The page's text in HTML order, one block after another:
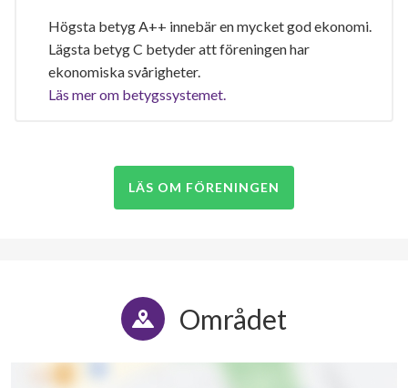
Högsta betyg A++ innebär en mycket god ekonomi.
Lägsta betyg C betyder att föreningen har
ekonomiska svårigheter.
Läs mer om betygssystemet.
LÄS OM FÖRENINGEN
Området